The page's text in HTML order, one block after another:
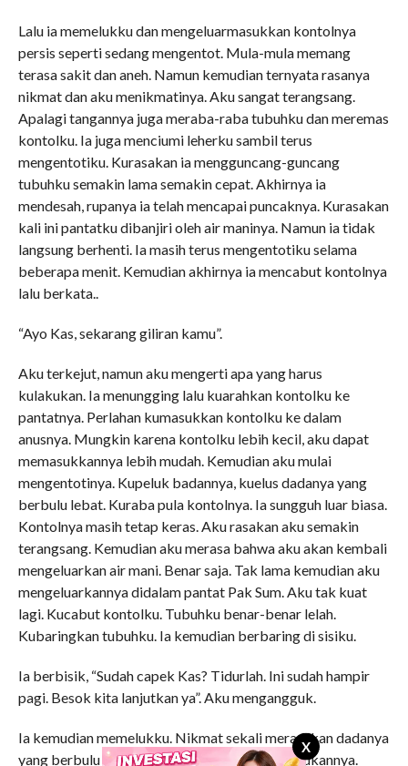
X
Lalu ia memelukku dan mengeluarmasukkan kontolnya
persis seperti sedang mengentot. Mula-mula memang
terasa sakit dan aneh. Namun kemudian ternyata rasanya
nikmat dan aku menikmatinya. Aku sangat terangsang.
Apalagi tangannya juga meraba-raba tubuhku dan meremas
kontolku. Ia juga menciumi leherku sambil terus
mengentotiku. Kurasakan ia mengguncang-guncang
tubuhku semakin lama semakin cepat. Akhirnya ia
mendesah, rupanya ia telah mencapai puncaknya. Kurasakan
kali ini pantatku dibanjiri oleh air maninya. Namun ia tidak
langsung berhenti. Ia masih terus mengentotiku selama
beberapa menit. Kemudian akhirnya ia mencabut kontolnya
lalu berkata..
“Ayo Kas, sekarang giliran kamu”.
Aku terkejut, namun aku mengerti apa yang harus
kulakukan. Ia menungging lalu kuarahkan kontolku ke
pantatnya. Perlahan kumasukkan kontolku ke dalam
anusnya. Mungkin karena kontolku lebih kecil, aku dapat
memasukkannya lebih mudah. Kemudian aku mulai
mengentotinya. Kupeluk badannya, kuelus dadanya yang
berbulu lebat. Kuraba pula kontolnya. Ia sungguh luar biasa.
Kontolnya masih tetap keras. Aku rasakan aku semakin
terangsang. Kemudian aku merasa bahwa aku akan kembali
mengeluarkan air mani. Benar saja. Tak lama kemudian aku
mengeluarkannya didalam pantat Pak Sum. Aku tak kuat
lagi. Kucabut kontolku. Tubuhku benar-benar lelah.
Kubaringkan tubuhku. Ia kemudian berbaring di sisiku.
Ia berbisik, “Sudah capek Kas? Tidurlah. Ini sudah hampir
pagi. Besok kita lanjutkan ya”. Aku mengangguk.
Ia kemudian memelukku. Nikmat sekali merasakan dadanya
yang berbulu lebat. Akupun tertidur dalam pelukannya.